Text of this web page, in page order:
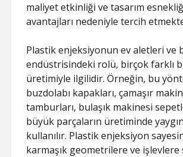
maliyet etkinliği ve tasarım
avantajları nedeniyle tercih
Plastik enjeksiyonun ev aletleri ve
endüstrisindeki rolü, birçok farklı
üretimiyle ilgilidir. Örneğin, bu
buzdolabı kapakları, çamaşır
tamburları, bulaşık makinesi
büyük parçaların üretiminde
kullanılır. Plastik enjeksiyon
karmaşık geometrilere ve işlevlere